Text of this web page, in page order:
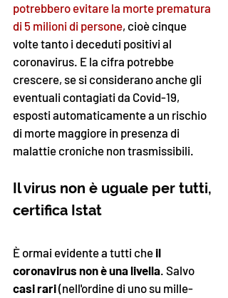
potrebbero evitare la morte prematura
di 5 milioni di persone, cioè cinque
volte tanto i deceduti positivi al
coronavirus. E la cifra potrebbe
crescere, se si considerano anche gli
eventuali contagiati da Covid-19,
esposti automaticamente a un rischio
di morte maggiore in presenza di
malattie croniche non trasmissibili.
Il virus non è uguale per tutti,
certifica Istat
È ormai evidente a tutti che il
coronavirus non è una livella. Salvo
casi rari (nell'ordine di uno su mille-